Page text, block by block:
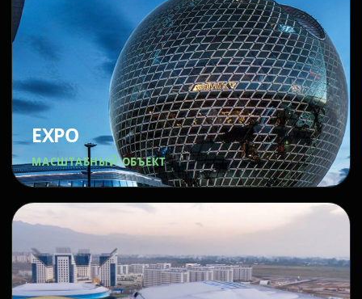
EXPO
МАСШТАБНЫЙ ОБЪЕКТ